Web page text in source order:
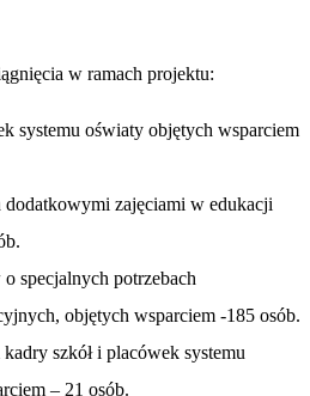
w ramach projektu:
systemu oświaty objętych wsparciem
zajęciami w edukacji
specjalnych potrzebach
objętych wsparciem -185 osób.
szkół i placówek systemu
– 21 osób.